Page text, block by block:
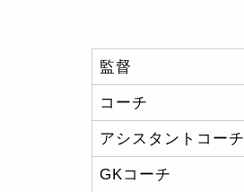
監督
コーチ
アシスタントコーチ
GKコーチ